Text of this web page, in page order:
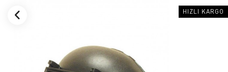
HIZLI KARGO